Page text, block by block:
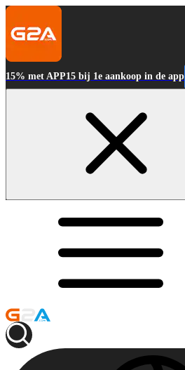
15% met APP15 bij 1e aankoop in de app